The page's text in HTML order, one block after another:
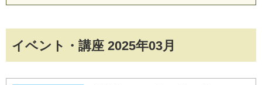
イベント・講座 2025年03月